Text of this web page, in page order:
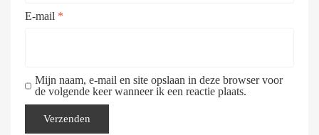
E-mail *
Mijn naam, e-mail en site opslaan in deze browser voor
de volgende keer wanneer ik een reactie plaats.